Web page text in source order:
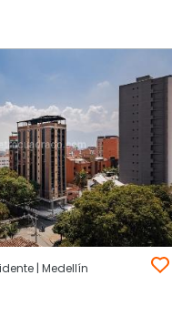
| Medellín